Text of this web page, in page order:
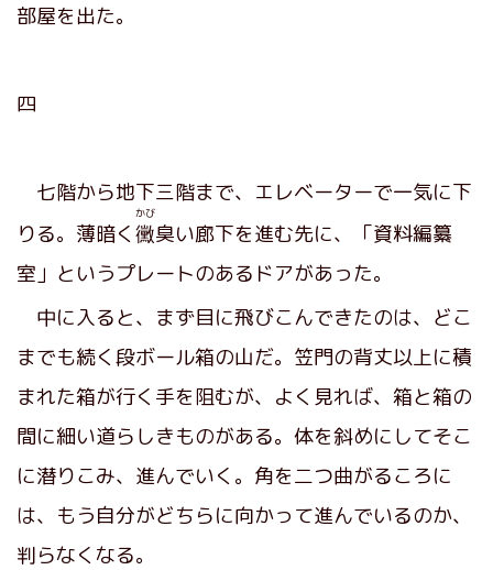
部屋を出た。
四
七階から地下三階まで、エレベーターで一気に下
りる。薄暗く 黴
かび
臭い廊下を進む先に、「資料編纂
室」というプレートのあるドアがあった。
中に入ると、まず目に飛びこんできたのは、どこ
までも続く段ボール箱の山だ。笠門の背丈以上に積
まれた箱が行く手を阻むが、よく見れば、箱と箱の
間に細い道らしきものがある。体を斜めにしてそこ
に潜りこみ、進んでいく。角を二つ曲がるころに
は、もう自分がどちらに向かって進んでいるのか、
判らなくなる。